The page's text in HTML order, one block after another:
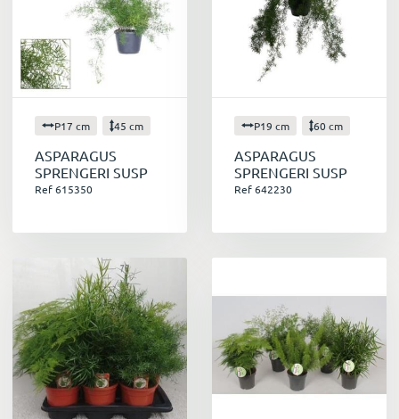
P17 cm 45 cm
ASPARAGUS
SPRENGERI SUSP
Ref 615350
P19 cm 60 cm
ASPARAGUS
SPRENGERI SUSP
Ref 642230